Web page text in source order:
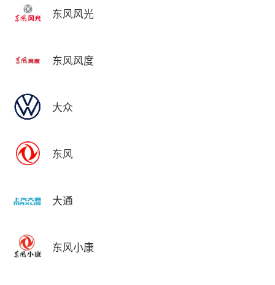
东风风光
东风风度
大众
东风
大通
东风小康